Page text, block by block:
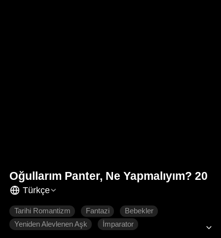
Oğullarım Panter, Ne Yapmalıyım? 20
Türkçe
Tarihi Romantizm Fantazi
Bebekler
Yeniden Alevlenen Aşk
İmparator